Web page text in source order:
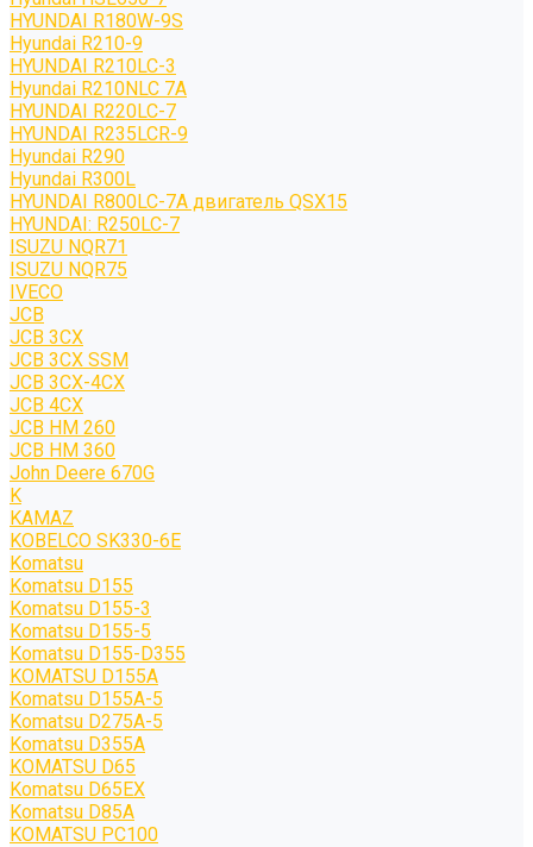
HYUNDAI R180W-9S
Hyundai R210-9
HYUNDAI R210LC-3
Hyundai R210NLC 7A
HYUNDAI R220LC-7
HYUNDAI R235LCR-9
Hyundai R290
Hyundai R300L
HYUNDAI R800LC-7A двигатель QSX15
HYUNDAI: R250LC-7
ISUZU NQR71
ISUZU NQR75
IVECO
JCB
JCB 3CX
JCB 3CX SSM
JCB 3CX-4CX
JCB 4CX
JCB HM 260
JCB HM 360
John Deere 670G
K
KAMAZ
KOBELCO SK330-6E
Komatsu
Komatsu D155
Komatsu D155-3
Komatsu D155-5
Komatsu D155-D355
KOMATSU D155A
Komatsu D155A-5
Komatsu D275A-5
Komatsu D355A
KOMATSU D65
Komatsu D65EX
Komatsu D85A
KOMATSU PC100